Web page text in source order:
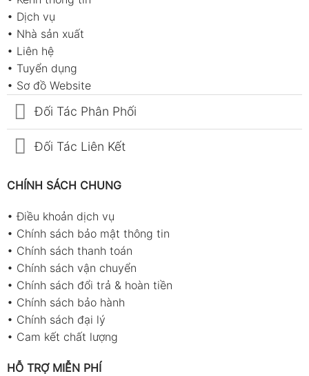
• Dịch vụ
• Nhà sản xuất
• Liên hệ
• Tuyển dụng
• Sơ đồ Website
Đối Tác Phân Phối
Đối Tác Liên Kết
CHÍNH SÁCH CHUNG
•Điều khoản dịch vụ
• Chính sách bảo mật thông tin
• Chính sách thanh toán
• Chính sách vận chuyển
• Chính sách đổi trả & hoàn tiền
• Chính sách bảo hành
• Chính sách đại lý
• Cam kết chất lượng
HỖ TRỢ MIỄN PHÍ